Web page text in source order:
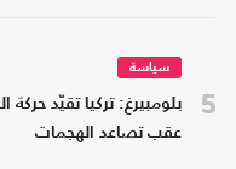
5
سياسة
بلومبيرغ: تركيا تقيّد
عقب تصاعد الهجمات